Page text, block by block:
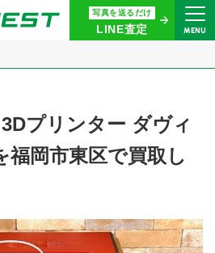
写真を送るだけ
LINE査定 MENU
にお問い合わせ・
頼ください
用ダイヤル
〜18:30(年中無休)
日受付
LINE査定
プリンター ダヴィ
福岡市東区で買取し